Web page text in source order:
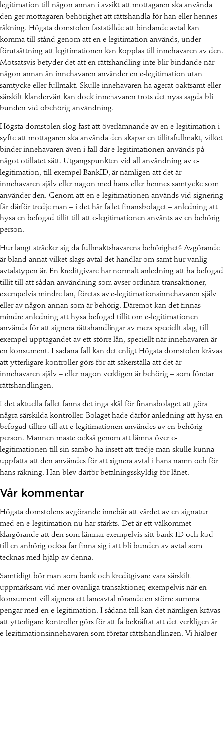
legitimation till någon annan i avsikt att mottagaren ska använda
den ger mottagaren behörighet att rättshandla för han eller hennes
räkning. Högsta domstolen fastställde att bindande avtal kan
komma till stånd genom att en e-legitimation används, under
förutsättning att legitimationen kan kopplas till innehavaren av den.
Motsatsvis betyder det att en rättshandling inte blir bindande när
någon annan än innehavaren använder en e-legitimation utan
samtycke eller fullmakt. Skulle innehavaren ha agerat oaktsamt eller
särskilt klandervärt kan dock innehavaren trots det nyss sagda bli
bunden vid obehörig användning.
Högsta domstolen slog fast att överlämnande av en e-legitimation i
syfte att mottagaren ska använda den skapar en tillitsfullmakt, vilket
binder innehavaren även i fall där e-legitimationen används på
något otillåtet sätt. Utgångspunkten vid all användning av e-
legitimation, till exempel BankID, är nämligen att det är
innehavaren själv eller någon med hans eller hennes samtycke som
använder den. Genom att en e-legitimationen används vid signering
får därför tredje man – i det här fallet finansbolaget – anledning att
hysa en befogad tillit till att e-legitimationen använts av en behörig
person.
Hur långt sträcker sig då fullmaktshavarens behörighet? Avgörande
är bland annat vilket slags avtal det handlar om samt hur vanlig
avtalstypen är. En kreditgivare har normalt anledning att ha befogad
tillit till att sådan användning som avser ordinära transaktioner,
exempelvis mindre lån, företas av e-legitimationsinnehavaren själv
eller av någon annan som är behörig. Däremot kan det finnas
mindre anledning att hysa befogad tillit om e-legitimationen
används för att signera rättshandlingar av mera speciellt slag, till
exempel upptagandet av ett större lån, speciellt när innehavaren är
en konsument. I sådana fall kan det enligt Högsta domstolen krävas
att ytterligare kontroller görs för att säkerställa att det är
innehavaren själv – eller någon verkligen är behörig – som företar
rättshandlingen.
I det aktuella fallet fanns det inga skäl för finansbolaget att göra
några särskilda kontroller. Bolaget hade därför anledning att hysa en
befogad tilltro till att e-legitimationen användes av en behörig
person. Mannen måste också genom att lämna över e-
legitimationen till sin sambo ha insett att tredje man skulle kunna
uppfatta att den användes för att signera avtal i hans namn och för
hans räkning. Han blev därför betalningsskyldig för lånet.
Vår kommentar
Högsta domstolens avgörande innebär att värdet av en signatur
med en e-legitimation nu har stärkts. Det är ett välkommet
klargörande att den som lämnar exempelvis sitt bank-ID och kod
till en anhörig också får finna sig i att bli bunden av avtal som
tecknas med hjälp av denna.
Samtidigt bör man som bank och kreditgivare vara särskilt
uppmärksam vid mer ovanliga transaktioner, exempelvis när en
konsument vill signera ett låneavtal rörande en större summa
pengar med en e-legitimation. I sådana fall kan det nämligen krävas
att ytterligare kontroller görs för att få bekräftat att det verkligen är
e-legitimationsinnehavaren som företar rättshandlingen. Vi hjälper